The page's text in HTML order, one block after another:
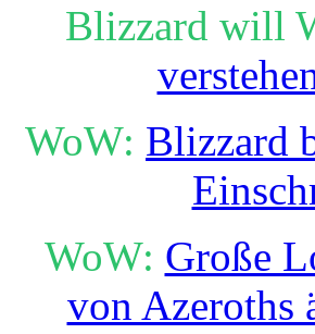
Blizzard will
WoW: Blizzard
WoW: Große
von Azeroths